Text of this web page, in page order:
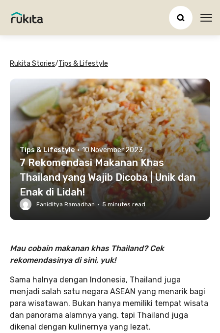
Rukita Stories/Tips & Lifestyle
Tips & Lifestyle · 10 November 2023
7 Rekomendasi Makanan Khas
Thailand yang Wajib Dicoba | Unik dan
Enak di Lidah!
Faniditya Ramadhan · 5 minutes read
Mau cobain makanan khas Thailand? Cek
rekomendasinya di sini, yuk!
Sama halnya dengan Indonesia, Thailand juga
menjadi salah satu negara ASEAN yang menarik bagi
para wisatawan. Bukan hanya memiliki tempat wisata
dan panorama alamnya yang, tapi Thailand juga
dikenal dengan kulinernya yang lezat.